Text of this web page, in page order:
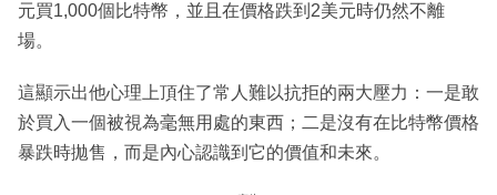
元買1,000個比特幣，並且在價格跌到2美元時仍然不離
場。
這顯示出他心理上頂住了常人難以抗拒的兩大壓力：一是敢
於買入一個被視為毫無用處的東西；二是沒有在比特幣價格
暴跌時拋售，而是內心認識到它的價值和未來。